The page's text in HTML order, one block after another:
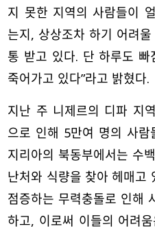
지 못한 지역의 사람들이
는지, 상상조차 하기 어려
통 받고 있다. 단 하루도 빠
죽어가고 있다”라고 밝혔다.
지난 주 니제르의 디파 지
으로 인해 5만여 명의 사람
지리아의 북동부에서는 수
난처와 식량을 찾아 헤매고
점증하는 무력충돌로 인해
하고, 이로써 이들의 어려